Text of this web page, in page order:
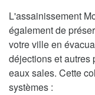
L'assainissement
également de
votre ville en
déjections et autres
eaux sales. Cette
systèmes :